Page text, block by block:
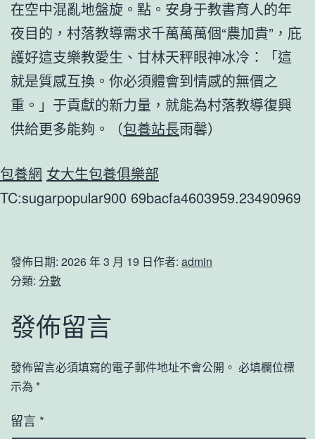
在空中混亂地盤旋。點。安身于教書育人的年
夜目的，村落教導需求千萬萬萬個“農加貴”，庇
護好這支樂教愛生、甘林天秤眼神冰冷：「這
就是質感互換。你必須體會到情感的無價之
重。」于貢獻的新力量，就能為村落教導復興
供給更多能夠。（包養站長雨馨）
包養網 女大生包養俱樂部
TC:sugarpopular900 69bacfa4603959.23490969
發佈日期: 2026 年 3 月 19 日作者: admin
分類: 分數
發佈留言
發佈留言必須填寫的電子郵件地址不會公開。 必填欄位標
示為 *
留言 *